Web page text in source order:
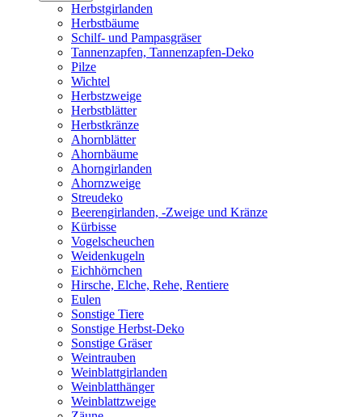
Herbstgirlanden
Herbstbäume
Schilf- und Pampasgräser
Tannenzapfen, Tannenzapfen-Deko
Pilze
Wichtel
Herbstzweige
Herbstblätter
Herbstkränze
Ahornblätter
Ahornbäume
Ahorngirlanden
Ahornzweige
Streudeko
Beerengirlanden, -Zweige und Kränze
Kürbisse
Vogelscheuchen
Weidenkugeln
Eichhörnchen
Hirsche, Elche, Rehe, Rentiere
Eulen
Sonstige Tiere
Sonstige Herbst-Deko
Sonstige Gräser
Weintrauben
Weinblattgirlanden
Weinblatthänger
Weinblattzweige